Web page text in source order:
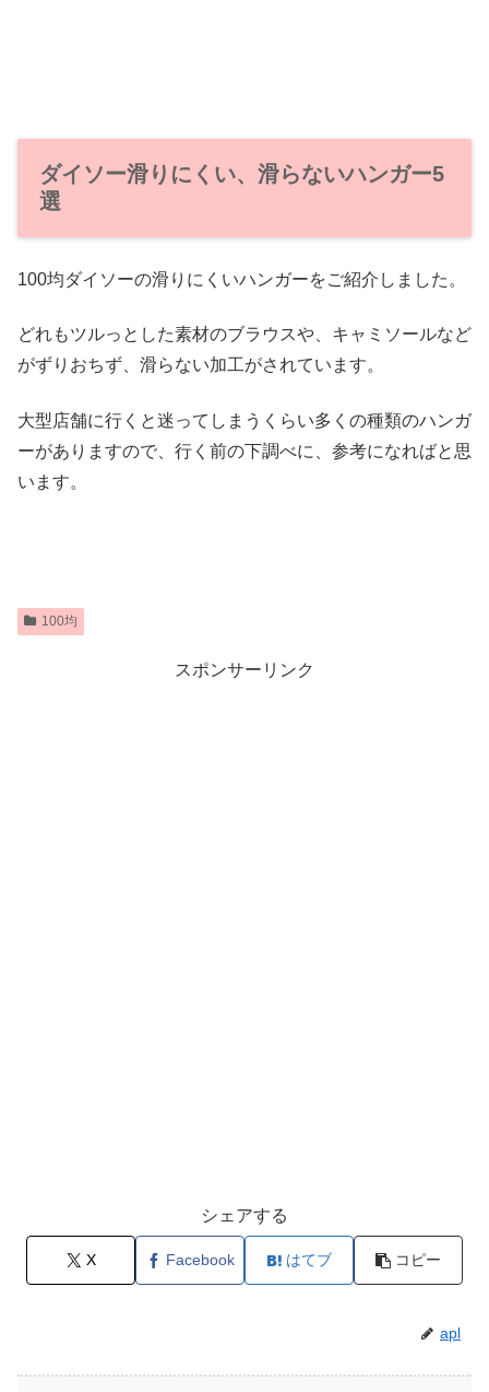
ダイソー滑りにくい、滑らないハンガー5
選
100均ダイソーの滑りにくいハンガーをご紹介しました。
どれもツルっとした素材のブラウスや、キャミソールなど
がずりおちず、滑らない加工がされています。
大型店舗に行くと迷ってしまうくらい多くの種類のハンガ
ーがありますので、行く前の下調べに、参考になればと思
います。
100均
スポンサーリンク
シェアする
X Facebook はてブ コピー
apl